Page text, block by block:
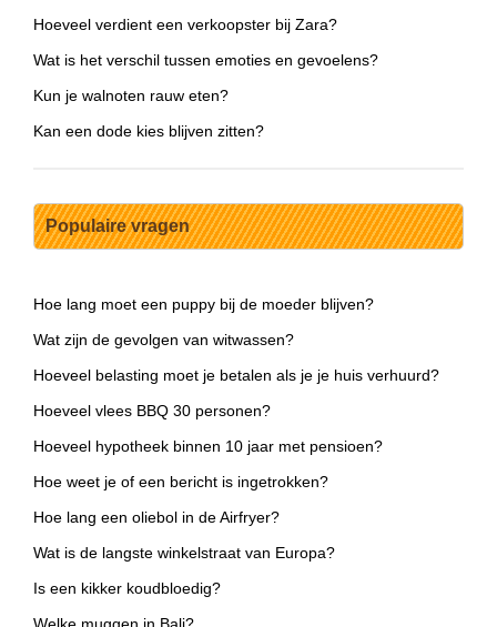
Hoeveel verdient een verkoopster bij Zara?
Wat is het verschil tussen emoties en gevoelens?
Kun je walnoten rauw eten?
Kan een dode kies blijven zitten?
Populaire vragen
Hoe lang moet een puppy bij de moeder blijven?
Wat zijn de gevolgen van witwassen?
Hoeveel belasting moet je betalen als je je huis verhuurd?
Hoeveel vlees BBQ 30 personen?
Hoeveel hypotheek binnen 10 jaar met pensioen?
Hoe weet je of een bericht is ingetrokken?
Hoe lang een oliebol in de Airfryer?
Wat is de langste winkelstraat van Europa?
Is een kikker koudbloedig?